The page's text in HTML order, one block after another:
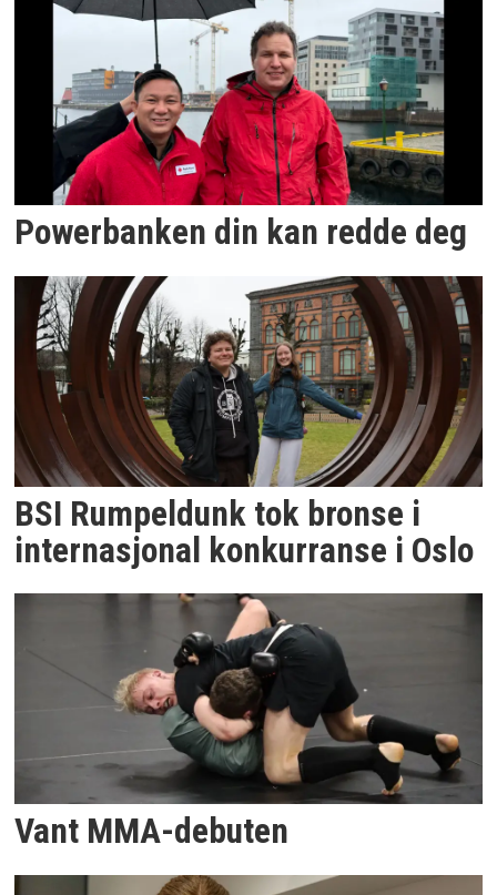
Powerbanken din kan redde deg
BSI Rumpeldunk tok bronse i
internasjonal konkurranse i Oslo
Vant MMA-debuten